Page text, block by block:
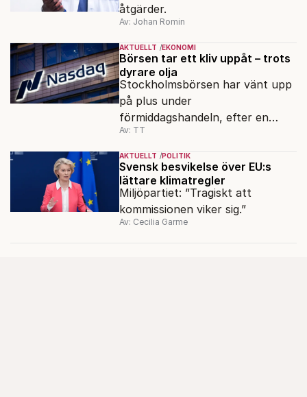
åtgärder.
Av: Johan Romin
AKTUELLT EKONOMI
Börsen tar ett kliv uppåt – trots
dyrare olja
Stockholmsbörsen har vänt upp
på plus under
förmiddagshandeln, efter en
inledning nedåt – trots ett högre
oljepris och AI-oro.
Av: TT
AKTUELLT POLITIK
Svensk besvikelse över EU:s
lättare klimatregler
Miljöpartiet: ”Tragiskt att
kommissionen viker sig.”
Av: Cecilia Garme